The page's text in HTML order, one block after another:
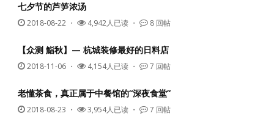
七夕节的芦笋浓汤
2018-08-22 ・ 4,942人已读 ・ 8 回帖
【众测 鮨秋】— 杭城装修最好的日料店
2018-11-06 ・ 4,154人已读 ・ 7 回帖
老懂茶食，真正属于中餐馆的“深夜食堂”
2018-08-23 ・ 3,954人已读 ・ 7 回帖